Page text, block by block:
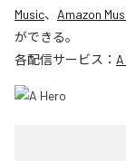
Music、 Amazon
ができる。
各配信サービス：